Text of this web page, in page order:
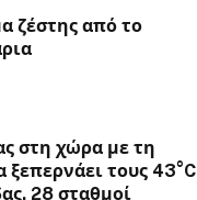
ζέστης από το
στη χώρα με τη
ξεπερνάει τους 43°C
28 σταθμοί